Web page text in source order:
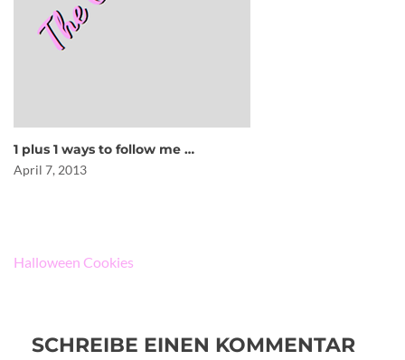
1 plus 1 ways to follow me …
April 7, 2013
Beitragsnavigation
Halloween Cookies
SCHREIBE EINEN KOMMENTAR